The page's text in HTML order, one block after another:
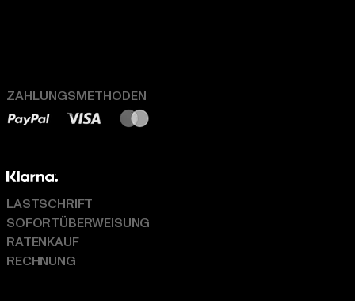
ZAHLUNGSMETHODEN
LASTSCHRIFT
SOFORTÜBERWEISUNG
RATENKAUF
RECHNUNG